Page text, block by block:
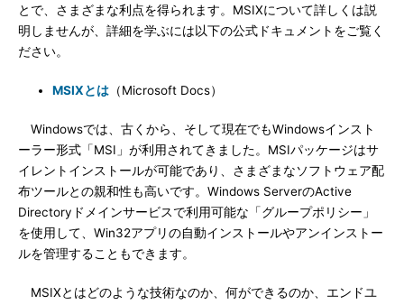
とで、さまざまな利点を得られます。MSIXについて詳しくは説
明しませんが、詳細を学ぶには以下の公式ドキュメントをご覧く
ださい。
MSIXとは （Microsoft Docs）
Windowsでは、古くから、そして現在でもWindowsインスト
ーラー形式「MSI」が利用されてきました。MSIパッケージはサ
イレントインストールが可能であり、さまざまなソフトウェア配
布ツールとの親和性も高いです。Windows ServerのActive
Directoryドメインサービスで利用可能な「グループポリシー」
を使用して、Win32アプリの自動インストールやアンインストー
ルを管理することもできます。
MSIXとはどのような技術なのか、何ができるのか、エンドユ